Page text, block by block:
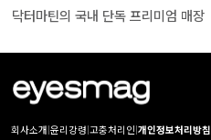
닥터마틴의 국내 단독 프리미엄 매장
회사소개 윤리강령 고충처리인 개인정보처리방침